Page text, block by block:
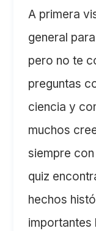
A primera
general
pero no te
preguntas
ciencia y
muchos
siempre
quiz
hechos
importantes